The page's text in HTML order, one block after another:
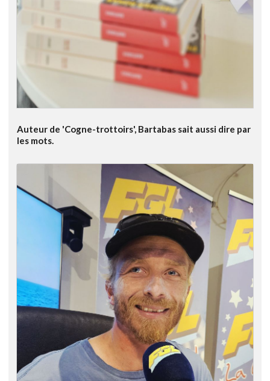
Auteur de 'Cogne-trottoirs', Bartabas sait aussi dire par
les mots.